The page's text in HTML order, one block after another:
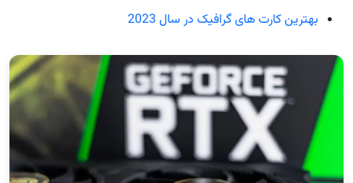
بهترین کارت های گرافیک در سال 2023